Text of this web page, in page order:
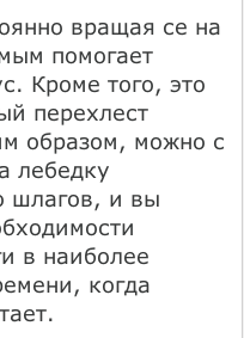
вращая се на
помогает
Кроме того, это
перехлест
образом, можно с
лебедку
шлагов, и вы
в наиболее
когда